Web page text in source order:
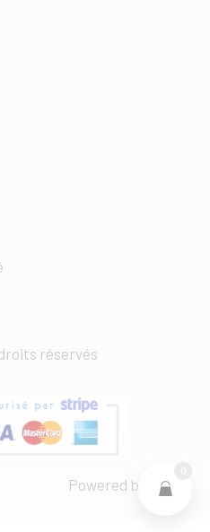
réservés
Powered by web·ia